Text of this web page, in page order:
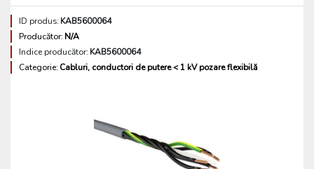
ID produs:KAB5600064
Producător:N/A
Indice producător:KAB5600064
Categorie: Cabluri, conductori de putere < 1 kV pozare flexibilă